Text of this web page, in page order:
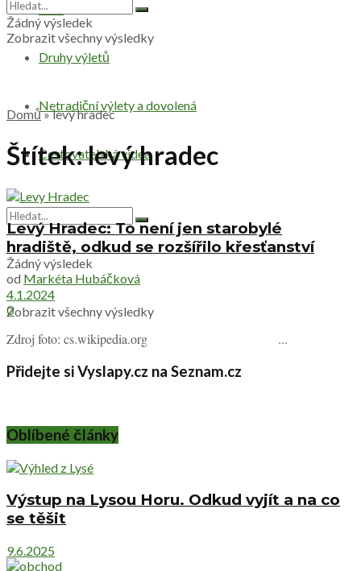
Svět
Druhy výletů
Netradiční výlety a dovolená
Cestovatelská videa
Žádný výsledek
Zobrazit všechny výsledky
Žádný výsledek
Zobrazit všechny výsledky
Domů»levý hradec
Štítek:levý hradec
Levý Hradec: To není jen starobylé
hradiště, odkud se rozšířilo křesťanství
od Markéta Hubáčková
4.1.2024
0
Zdroj foto: cs.wikipedia.org ...
Přidejte si Vyslapy.cz na Seznam.cz
Oblíbené články
Výstup na Lysou Horu. Odkud vyjít a na co
se těšit
9.6.2025